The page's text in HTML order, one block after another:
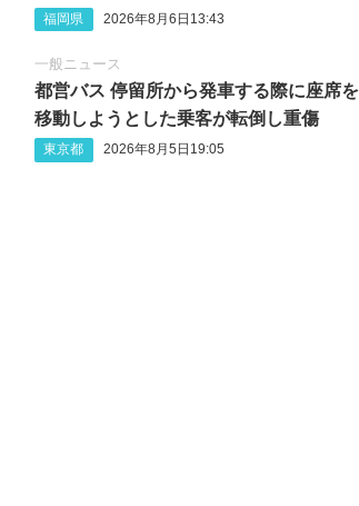
福岡県 2026年8月6日13:43
一般ニュース
都営バス 停留所から発車する際に座席を
移動しようとした乗客が転倒し重傷
東京都 2026年8月5日19:05